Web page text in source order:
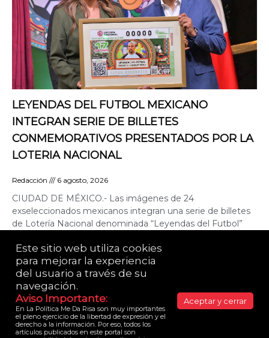
LEYENDAS DEL FUTBOL MEXICANO
INTEGRAN SERIE DE BILLETES
CONMEMORATIVOS PRESENTADOS POR LA
LOTERIA NACIONAL
Redacción 6 agosto, 2026
CIUDAD DE MÉXICO.- Las imágenes de 24
exseleccionados mexicanos integran una serie de billetes
de Lotería Nacional denominada “Leyendas del Futbol”
LA POLÍTICA ME DA RISA© es una publicación de
Yazmín Alessandrini. 2021 Todos los derechos
reservados.
Consulta nuestro Aviso de Privacidad
Sitio diseñado, publicado y mantenido por
Este sitio web utiliza cookies
para mejorar la experiencia
del usuario a través de su
navegación.​
Aviso Importante:​
En La Política Me Da Risa son muy importantes
el pleno ejercicio de la libertad de expresión y el
derecho a la información. Por eso, todos los
artículos publicados en este portal son
Aceptar y cerrar